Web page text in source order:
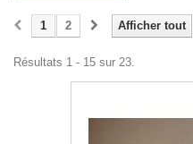
Afficher tout
1 2
Résultats 1 - 15 sur 23.